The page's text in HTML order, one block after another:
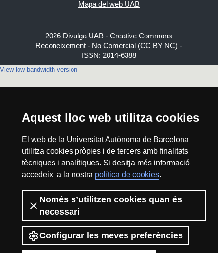
Aquest lloc web utilitza cookies
El web de la Universitat Autònoma de Barcelona
utilitza cookies pròpies i de tercers amb finalitats
tècniques i analítiques. Si desitja més informació
accedeixi a la nostra política de cookies.
Només s’utilitzen cookies quan és
necessari
Configurar les meves preferències
Mapa del web UAB
2026 Divulga UAB - Creative Commons
Reconeixement - No Comercial (CC BY NC) -
ISSN: 2014-6388
View low-bandwidth version